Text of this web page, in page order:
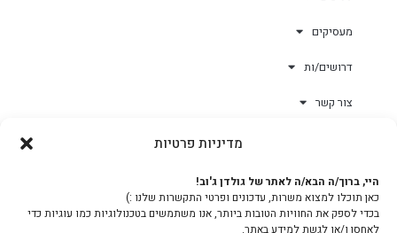
מדיניות פרטיות
היי, ברוך/ה הבא/ה לאתר של גולדן ג'וב!
כאן תוכלו למצוא משרות, עדכונים ופרטי התקשרות שלנו :)
בכדי לספק את החוויות הטובות ביותר, אנו משתמשים בטכנולוגיות כמו עוגיות כדי
לאחסן ו/או לגשת למידע באתר.
מעסיקים
דרושים/ות
צור קשר
צוות